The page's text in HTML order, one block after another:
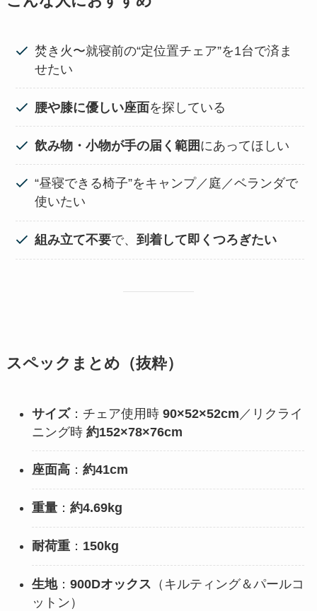
焚き火〜就寝前の“定位置チェア”を1台で済ま
せたい
腰や膝に優しい座面を探している
飲み物・小物が手の届く範囲 にあってほしい
“昼寝できる椅子”をキャンプ／庭／ベランダで
使いたい
組み立て不要で、到着して即くつろぎたい
スペックまとめ（抜粋）
サイズ：チェア使用時 90×52×52cm ／リクライ
ニング時 約152×78×76cm
座面高： 約41cm
重量： 約4.69kg
耐荷重： 150kg
生地： 900Dオックス （キルティング＆パールコ
ットン）